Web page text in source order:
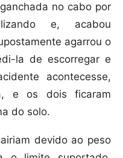
no cabo por
e, acabou
agarrou o
la de escorregar e
acontecesse,
e os dois ficaram
do solo.
devido ao peso